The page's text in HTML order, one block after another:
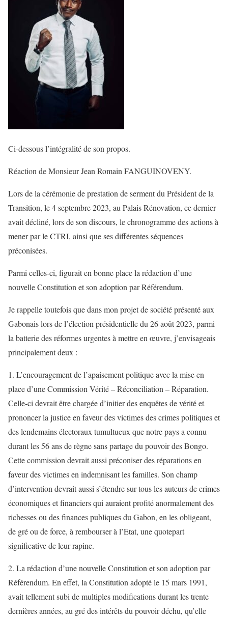
Ci-dessous l’intégralité de son propos.
Réaction de Monsieur Jean Romain FANGUINOVENY.
Lors de la cérémonie de prestation de serment du Président de la
Transition, le 4 septembre 2023, au Palais Rénovation, ce dernier
avait décliné, lors de son discours, le chronogramme des actions à
mener par le CTRI, ainsi que ses différentes séquences
préconisées.
Parmi celles-ci, figurait en bonne place la rédaction d’une
nouvelle Constitution et son adoption par Référendum.
Je rappelle toutefois que dans mon projet de société présenté aux
Gabonais lors de l’élection présidentielle du 26 août 2023, parmi
la batterie des réformes urgentes à mettre en œuvre, j’envisageais
principalement deux :
1. L’encouragement de l’apaisement politique avec la mise en
place d’une Commission Vérité – Réconciliation – Réparation.
Celle-ci devrait être chargée d’initier des enquêtes de vérité et
prononcer la justice en faveur des victimes des crimes politiques et
des lendemains électoraux tumultueux que notre pays a connu
durant les 56 ans de règne sans partage du pouvoir des Bongo.
Cette commission devrait aussi préconiser des réparations en
faveur des victimes en indemnisant les familles. Son champ
d’intervention devrait aussi s’étendre sur tous les auteurs de crimes
économiques et financiers qui auraient profité anormalement des
richesses ou des finances publiques du Gabon, en les obligeant,
de gré ou de force, à rembourser à l’Etat, une quotepart
significative de leur rapine.
2. La rédaction d’une nouvelle Constitution et son adoption par
Référendum. En effet, la Constitution adopté le 15 mars 1991,
avait tellement subi de multiples modifications durant les trente
dernières années, au gré des intérêts du pouvoir déchu, qu’elle